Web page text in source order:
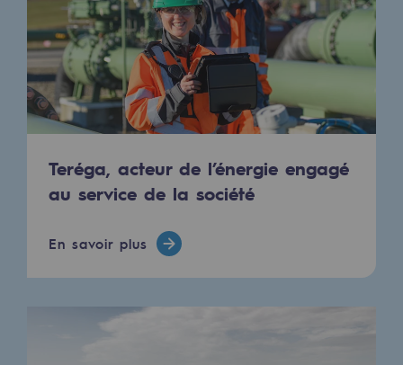
Objectif Hydrogène
CCUS Objectif Zéro CO2
Objectif Biométhane
Le Labo
Acteur engagé
Acteur engagé
Ambition RSE
Responsabilité environnementale
Responsabilité environnementale
Teréga, acteur de l’énergie engagé
au service de la société
En savoir plus